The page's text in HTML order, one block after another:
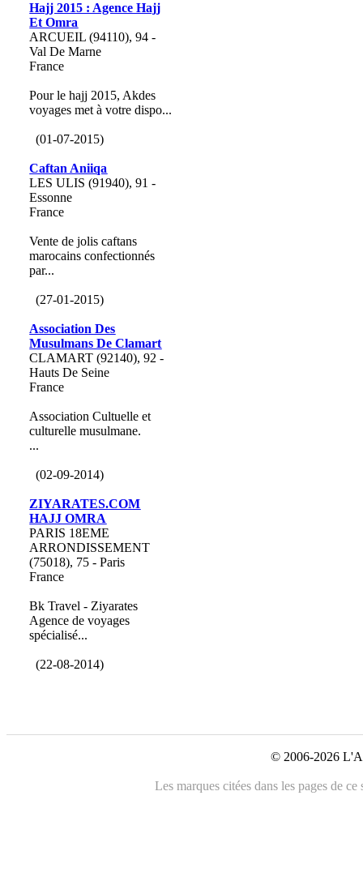
Hajj 2015 : Agence Hajj
Et Omra
ARCUEIL (94110), 94 -
Val De Marne
France
Pour le hajj 2015, Akdes
voyages met à votre dispo...
(01-07-2015)
Caftan Aniiqa
LES ULIS (91940), 91 -
Essonne
France
Vente de jolis caftans
marocains confectionnés
par...
(27-01-2015)
Association Des
Musulmans De Clamart
CLAMART (92140), 92 -
Hauts De Seine
France
Association Cultuelle et
culturelle musulmane.
...
(02-09-2014)
ZIYARATES.COM
HAJJ OMRA
PARIS 18EME
ARRONDISSEMENT
(75018), 75 - Paris
France
Bk Travel - Ziyarates
Agence de voyages
spécialisé...
(22-08-2014)
© 2006-2026
Les marques citées dans les pages de